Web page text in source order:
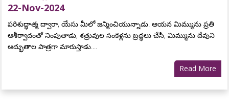
22-Nov-2024
పరిశుద్ధాత్మ ద్వారా, యేసు మీలో జన్మించియున్నాడు. ఆయన మిమ్మును ప్రతి
ఆశీర్వాదంతో నింపుతాడు, శత్రువుల సంకెళ్లను బ్రద్ధలు చేసి, మిమ్మును దేవుని
అద్భుతాల పాత్రగా మారుస్తాడు....
Read More